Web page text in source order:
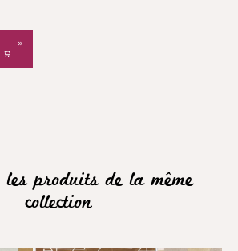
les produits de la même
collection